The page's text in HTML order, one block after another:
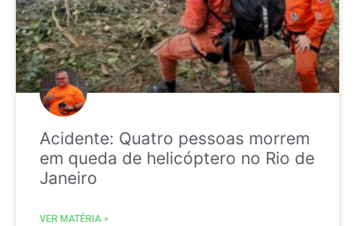
Acidente: Quatro pessoas morrem
em queda de helicóptero no Rio de
Janeiro
VER MATÉRIA »